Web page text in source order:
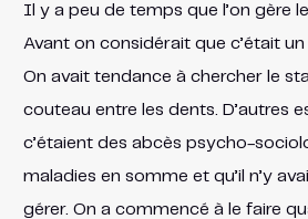
Il y a peu de temps que l’on gère
Avant on considérait que c’était
On avait tendance à chercher le
couteau entre les dents. D’autres
c’étaient des abcès psycho-
maladies en somme et qu’il n’y
gérer. On a commencé à le faire